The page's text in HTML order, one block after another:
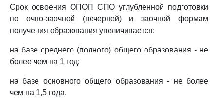
Срок освоения ОПОП СПО углубленной подготовки
по очно-заочной (вечерней) и заочной формам
получения образования увеличивается:
на базе среднего (полного) общего образования - не
более чем на 1 год;
на базе основного общего образования - не более
чем на 1,5 года.